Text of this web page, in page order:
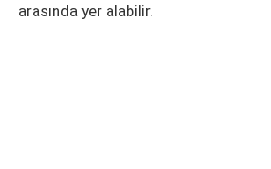
arasında yer alabilir.